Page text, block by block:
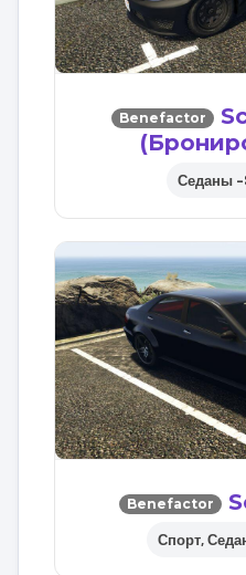
Benefactor
Седаны –
Benefactor
Спорт,